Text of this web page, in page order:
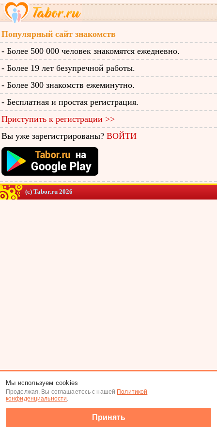
Популярный сайт знакомств
- Более 500 000 человек знакомятся ежедневно.
- Более 19 лет безупречной работы.
- Более 300 знакомств ежеминутно.
- Бесплатная и простая регистрация.
Приступить к регистрации >>
Вы уже зарегистрированы? ВОЙТИ
(c) Tabor.ru 2026
Мы используем cookies
Продолжая, Вы соглашаетесь с нашей Политикой
конфиденциальности.
Принять